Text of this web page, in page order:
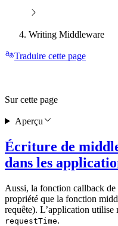
Writing Middleware
Traduire cette page
Écriture de
dans les
Aussi, la fonction callback
propriété que la fonction
requête). L’application
requestTime.
Sur cette page
Aperçu